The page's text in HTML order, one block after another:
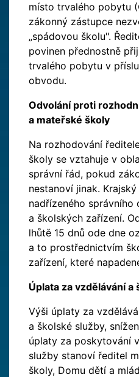
místo trvalého pobytu
zákonný zástupce
„spádovou školu".
povinen přednostně
trvalého pobytu v
obvodu.
Odvolání proti
a mateřské školy
Na rozhodování
školy se vztahuje v
správní řád, pokud
nestanoví jinak.
nadřízeného správního
a školských zařízení.
lhůtě 15 dnů ode dne
a to prostřednictvím
zařízení, které
Úplata za vzdělávání a
Výši úplaty za
a školské služby,
úplaty za poskytování
služby stanoví ředitel
školy, Domu dětí a